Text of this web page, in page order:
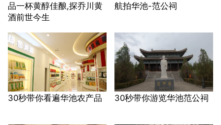
品一杯黄醇佳酿,探乔川黄
酒前世今生
航拍华池-范公祠
30秒带你看遍华池农产品 30秒带你游览华池范公祠